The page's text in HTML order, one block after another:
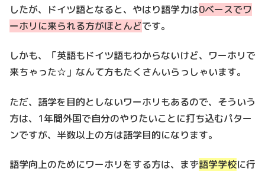
したが、ドイツ語となると、やはり語学力は0ベースでワ
ーホリに来られる方がほとんどです。
しかも、「英語もドイツ語もわからないけど、ワーホリで
来ちゃった☆」なんて方もたくさんいらっしゃいます。
ただ、語学を目的としないワーホリもあるので、そういう
方は、1年間外国で自分のやりたいことに打ち込むパター
ンですが、半数以上の方は語学目的になります。
語学向上のためにワーホリをする方は、まず語学学校に行